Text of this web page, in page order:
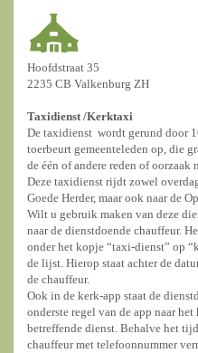
Hoofdstraat 35
2235 CB Valkenburg ZH
Taxidienst /Kerktaxi
De taxidienst wordt gerund door
toerbeurt gemeenteleden op, die
de één of andere reden of
Deze taxidienst rijdt zowel
Goede Herder, maar ook naar de
Wilt u gebruik maken van deze
naar de dienstdoende chauffeur.
onder het kopje “taxi-dienst” op
de lijst. Hierop staat achter de
de chauffeur.
Ook in de kerk-app staat de
onderste regel van de app naar
betreffende dienst. Behalve het
chauffeur met telefoonnummer